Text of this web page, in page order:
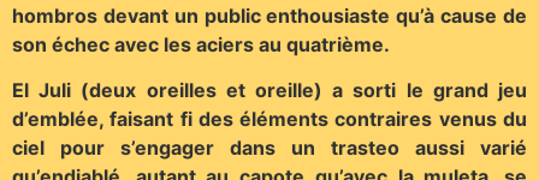
hombros devant un public enthousiaste qu’à cause de
son échec avec les aciers au quatrième.
El Juli (deux oreilles et oreille) a sorti le grand jeu
d’emblée, faisant fi des éléments contraires venus du
ciel pour s’engager dans un trasteo aussi varié